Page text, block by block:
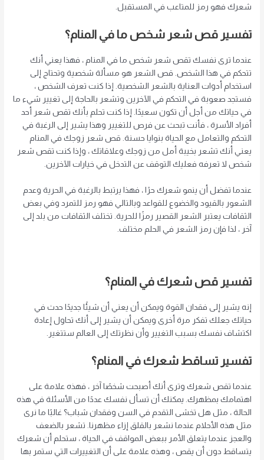
شعرك فهو رمز للمتاعب في المستقبل.
تفسير قص شعر شخص ما في المنام؟
عندما ترى نفسك تقص شعر شخص ما في المنام ، فهذا يعني أنك
تتحكم في هذا الشخص. قص الشعر هو مسألة شخصية وتحتاج إلى
استخدام أدوات العناية بالشعر الشخصية. إذا كنت تعرف الشخص ،
فستجد صعوبة في التحكم في الآخرين وتشعر بالحاجة إلى تغيير شيء ما
في حياتك من أجل أن تكون سعيدًا. إذا كنت تحلم بأنك تقص شعر أحد
أفراد الأسرة ، فأنت تبحث عن فرص للتغيير وهذا يشير إلى الرغبة في
التحكم والتعامل مع الحياة بنوايا حسنة. قص شعر زوجك في المنام
يعني أنك تشعر بخيبة أمل من زوجك وعلاقاتك ، وإذا كنت تقص شعر
شخص لا تعرفه فعليك التوقف عن التدخل في خيارات الآخرين.
عندما تفضل أن ينمو شعرك حرًا ، فهذا يرتبط بالرغبة في الحرية وعدم
الشعور بالقيود والخضوع للقواعد وبالتالي فهو رمز للتمرد وفي بعض
الثقافات يعتبر الشعر القصير رمزًا للحرية. تختلف الثقافات من بلد إلى
آخر ، لذا فإن رمز الشعر في الحلم مختلف.
تفسير قص شعرك في المنام؟
إنه يشير إلى فقدان القوة ويمكن أن يعني أن شيئًا جديدًا حدث في
حياتك جعلك تفكر مرة أخرى ويمكن أن يشير إلى أنك تحاول إعادة
اكتشاف نفسك بسبب التغيير وأن نظرتك إلى العالم ستتغير.
تفسير تساقط شعرك في المنام؟
عندما تقص شعرك وترى أنك أصبحت شخصًا آخر ، فهذه علامة على
اهتمامك بمظهرك. يمكنك أن تسأل نفسك عددًا من الأسئلة في هذه
الحالة ، مثل هل تخشى التقدم في السن وفقدان شباب؟ غالبًا ما نرى
مثل هذه الأحلام عندما نشعر بالقلق إزاء مظهرنا. تشعر بالضعف
والعجز عندما يتعلق الأمر ببعض المواقف في الحياة ، ستحلم أن شعرك
يتساقط دون أن يقص ، وهذه علامة على أن التغييرات التي ستمر بها